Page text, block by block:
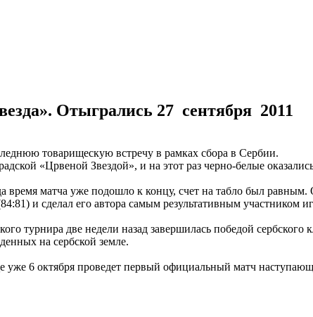
Отыгрались 27 сентября 2011
товарищескую встречу в рамках сбора в Сербии.
«Црвеной Звездой», и на этот раз черно-белые
время матча уже подошло к концу, счет на табло был
и сделал его автора самым результативным участником
турнира две недели назад завершилась победой
на сербской земле.
уже 6 октября проведет первый официальный матч